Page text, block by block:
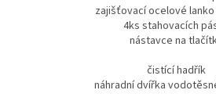
zajišťovací ocelové
4ks stahovacích
nástavce na
čistící hadřík
náhradní dvířka